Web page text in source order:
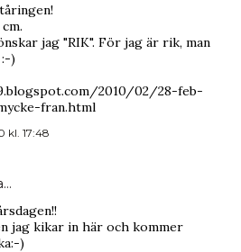
jag "RIK". För jag är rik, man
)
2010/02/28-feb-
fran.html
kl. 17:48
jag kikar in här och kommer
)